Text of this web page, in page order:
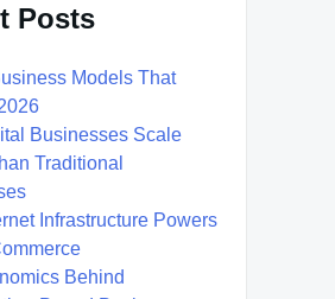
Posts
Models That
Businesses Scale
Traditional
Infrastructure Powers
Behind